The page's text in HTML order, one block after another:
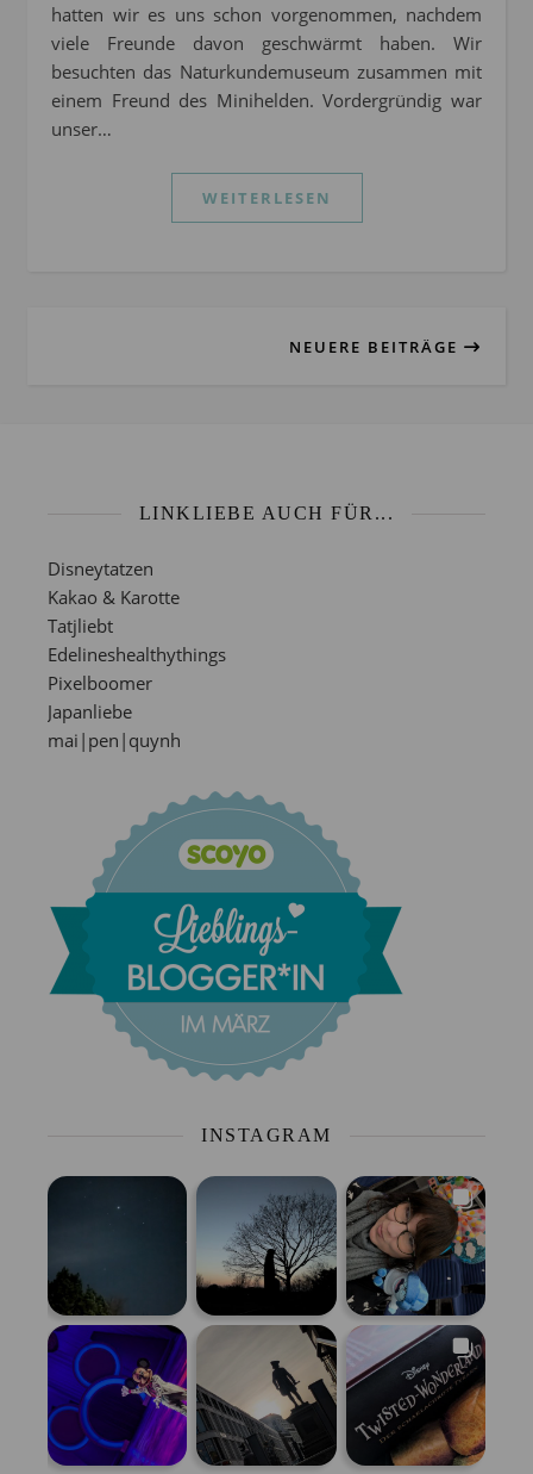
hatten wir es uns schon vorgenommen, nachdem
viele Freunde davon geschwärmt haben. Wir
besuchten das Naturkundemuseum zusammen mit
einem Freund des Minihelden. Vordergründig war
unser…
WEITERLESEN
NEUERE BEITRÄGE
LINKLIEBE AUCH FÜR...
Disneytatzen
Kakao & Karotte
Tatjliebt
Edelineshealthythings
Pixelboomer
Japanliebe
mai|pen|quynh
INSTAGRAM